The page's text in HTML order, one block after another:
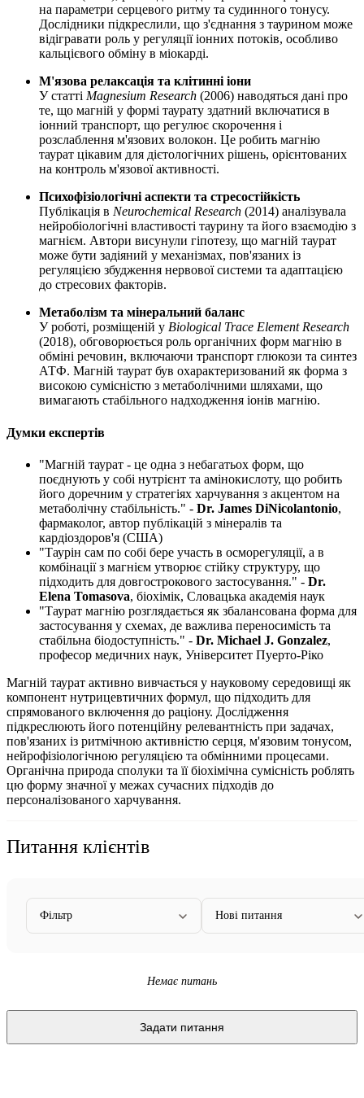
на параметри серцевого ритму та судинного тонусу.
Дослідники підкреслили, що з'єднання з таурином може
відігравати роль у регуляції іонних потоків, особливо
кальцієвого обміну в міокарді.
М'язова релаксація та клітинні іони
У статті Magnesium Research (2006) наводяться дані про
те, що магній у формі таурату здатний включатися в
іонний транспорт, що регулює скорочення і
розслаблення м'язових волокон. Це робить магнію
таурат цікавим для дієтологічних рішень, орієнтованих
на контроль м'язової активності.
Психофізіологічні аспекти та стресостійкість
Публікація в Neurochemical Research (2014) аналізувала
нейробіологічні властивості таурину та його взаємодію з
магнієм. Автори висунули гіпотезу, що магній таурат
може бути задіяний у механізмах, пов'язаних із
регуляцією збудження нервової системи та адаптацією
до стресових факторів.
Метаболізм та мінеральний баланс
У роботі, розміщеній у Biological Trace Element Research
(2018), обговорюється роль органічних форм магнію в
обміні речовин, включаючи транспорт глюкози та синтез
АТФ. Магній таурат був охарактеризований як форма з
високою сумісністю з метаболічними шляхами, що
вимагають стабільного надходження іонів магнію.
Думки експертів
"Магній таурат - це одна з небагатьох форм, що
поєднують у собі нутрієнт та амінокислоту, що робить
його доречним у стратегіях харчування з акцентом на
метаболічну стабільність." - Dr. James DiNicolantonio,
фармаколог, автор публікацій з мінералів та
кардіоздоров'я (США)
"Таурін сам по собі бере участь в осморегуляції, а в
комбінації з магнієм утворює стійку структуру, що
підходить для довгострокового застосування." - Dr.
Elena Tomasova, біохімік, Словацька академія наук
"Таурат магнію розглядається як збалансована форма для
застосування у схемах, де важлива переносимість та
стабільна біодоступність." - Dr. Michael J. Gonzalez,
професор медичних наук, Університет Пуерто-Ріко
Магній таурат активно вивчається у науковому середовищі як
компонент нутрицевтичних формул, що підходить для
спрямованого включення до раціону. Дослідження
підкреслюють його потенційну релевантність при задачах,
пов'язаних із ритмічною активністю серця, м'язовим тонусом,
нейрофізіологічною регуляцією та обмінними процесами.
Органічна природа сполуки та її біохімічна сумісність роблять
цю форму значної у межах сучасних підходів до
персоналізованого харчування.
Питання клієнтів
Фільтр Нові питання
Немає питань
Задати питання